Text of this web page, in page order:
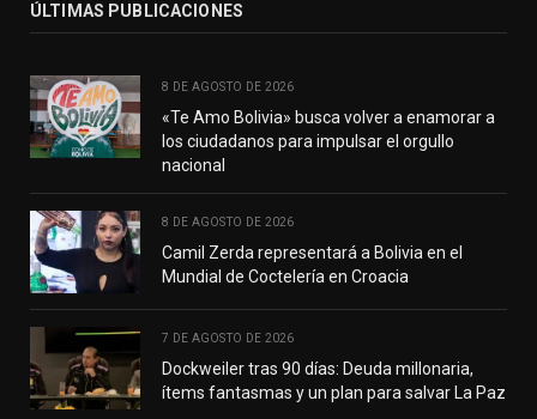
ÚLTIMAS PUBLICACIONES
8 DE AGOSTO DE 2026
«Te Amo Bolivia» busca volver a enamorar a
los ciudadanos para impulsar el orgullo
nacional
8 DE AGOSTO DE 2026
Camil Zerda representará a Bolivia en el
Mundial de Coctelería en Croacia
7 DE AGOSTO DE 2026
Dockweiler tras 90 días: Deuda millonaria,
ítems fantasmas y un plan para salvar La Paz